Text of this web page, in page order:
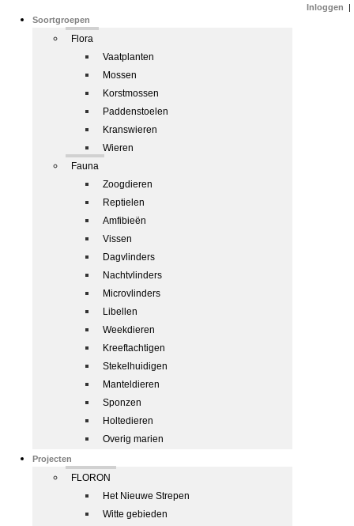
Soortgroepen
Flora
Vaatplanten
Mossen
Korstmossen
Paddenstoelen
Kranswieren
Wieren
Fauna
Zoogdieren
Reptielen
Amfibieën
Vissen
Dagvlinders
Nachtvlinders
Microvlinders
Libellen
Weekdieren
Kreeftachtigen
Stekelhuidigen
Manteldieren
Sponzen
Holtedieren
Overig marien
Projecten
FLORON
Het Nieuwe Strepen
Witte gebieden
Inloggen |